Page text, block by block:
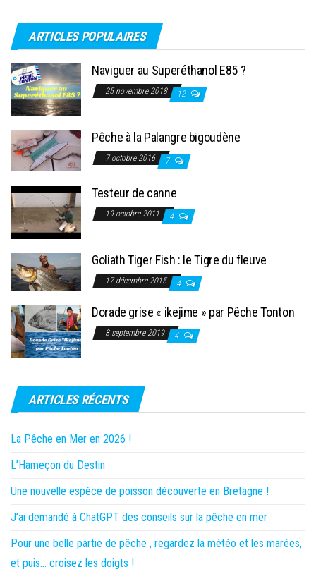
ARTICLES POPULAIRES
Naviguer au Superéthanol E85 ?
25 novembre 2018 12
Pêche à la Palangre bigoudène
7 octobre 2016 7
Testeur de canne
19 octobre 2011 4
Goliath Tiger Fish : le Tigre du fleuve
17 décembre 2015 4
Dorade grise « ikejime » par Pêche Tonton
8 septembre 2019 4
ARTICLES RÉCENTS
La Pêche en Mer en 2026 !
L’Hameçon du Destin
Une nouvelle espèce de poisson découverte en Bretagne !
J’ai demandé à ChatGPT des conseils sur la pêche en mer
Pour une belle partie de pêche , regardez la météo et les marées,
et puis… croisez les doigts !